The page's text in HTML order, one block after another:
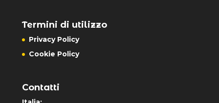
Termini di utilizzo
Privacy Policy
Cookie Policy
Contatti